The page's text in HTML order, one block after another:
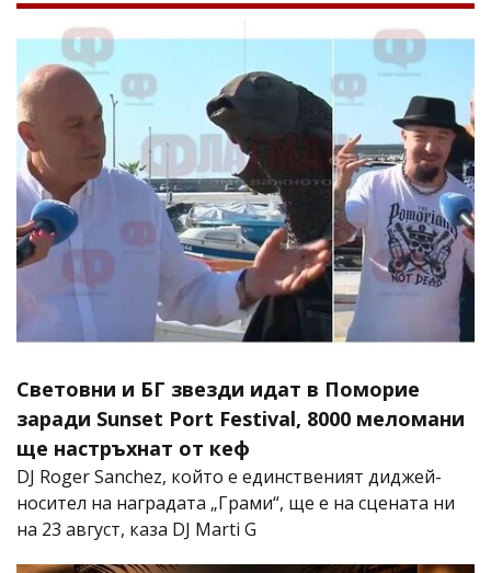
Световни и БГ звезди идат в Поморие
заради Sunset Port Festival, 8000 меломани
ще настръхнат от кеф
DJ Roger Sanchez, който е единственият диджей-
носител на наградата „Грами“, ще е на сцената ни
на 23 август, каза DJ Marti G